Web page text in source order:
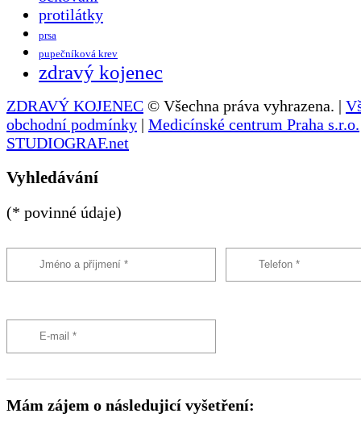
protilátky
prsa
pupečníková krev
zdravý kojenec
ZDRAVÝ KOJENEC © Všechna práva vyhrazena. |
obchodní podmínky | Medicínské centrum Praha s.r.o.
STUDIOGRAF.net
Vyhledávání
(* povinné údaje)
Mám zájem o následujicí vyšetření: